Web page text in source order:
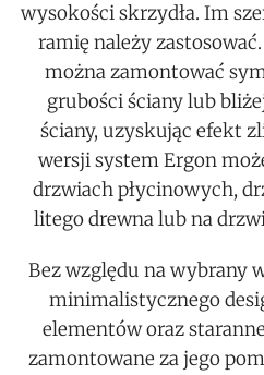
wysokości skrzydła. Im
ramię należy
można zamontować
grubości ściany lub
ściany, uzyskując efekt
wersji system Ergon
drzwiach płycinowych,
litego drewna lub na
Bez względu na wybrany
minimalistycznego
elementów oraz
zamontowane za jego